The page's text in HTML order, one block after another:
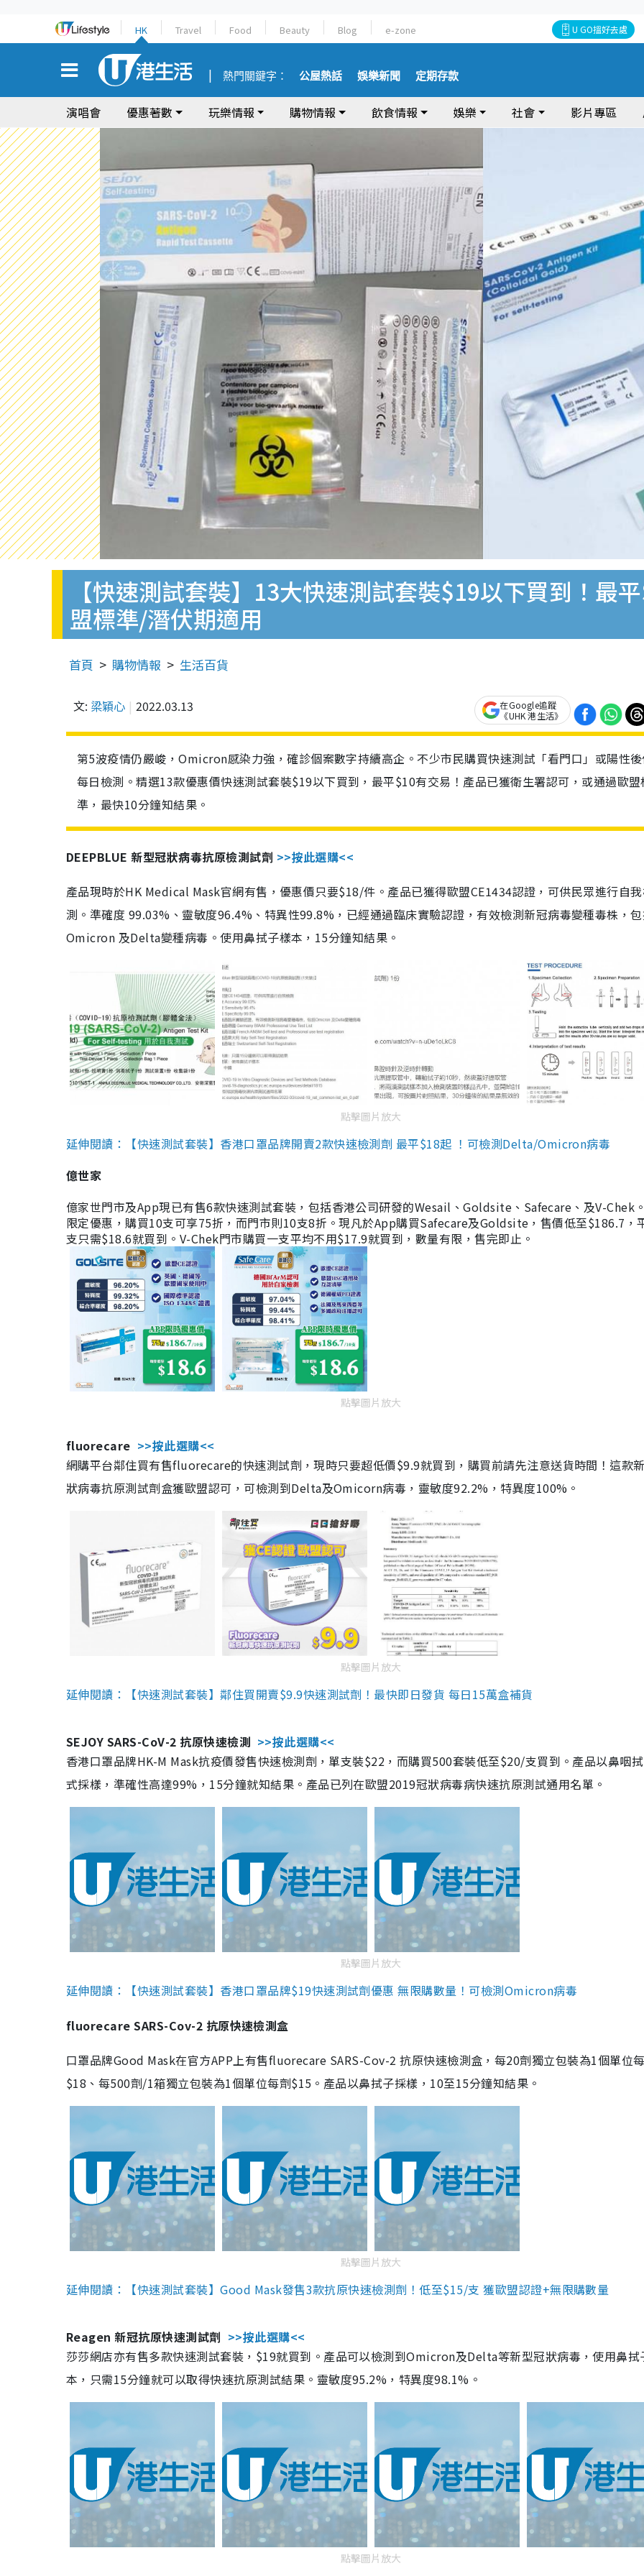
HK Travel Food Beauty Blog e-zone U GO搵好去處
熱門關鍵字： 公屋熱話 娛樂新聞 定期存款
演唱會 優惠著數 玩樂情報 購物情報 飲食情報 娛樂 社會 影片專區
【快速測試套裝】13大快速測試套裝$19以下買到！最
盟標準/潛伏期適用
首頁 購物情報 生活百貨
文: 梁穎心 2022.03.13
在Google追蹤
《UHK 港生活》
第5波疫情仍嚴峻，Omicron感染力強，確診個案數字持續高企。不少市民購買快速測試「看門口」或陽性
每日檢測。精選13款優惠價快速測試套裝$19以下買到，最平$10有交易！產品已獲衛生署認可，或通過歐盟
準，最快10分鐘知結果。
DEEPBLUE 新型冠狀病毒抗原檢測試劑 >>按此選購<<
產品現時於HK Medical Mask官網有售，優惠價只要$18/件。產品已獲得歐盟CE1434認證，可供民眾進行自
測。準確度 99.03%、靈敏度96.4%、特異性99.8%，已經通過臨床實驗認證，有效檢測新冠病毒變種毒株，
Omicron 及Delta變種病毒。使用鼻拭子樣本，15分鐘知結果。
點擊圖片放大
延伸閱讀：【快速測試套裝】香港口罩品牌開賣2款快速檢測劑 最平$18起 ！可檢測Delta/Omicron病毒
億世家
億家世門市及App現已有售6款快速測試套裝，包括香港公司研發的Wesail、Goldsite、Safecare、及V-Chek
限定優惠，購買10支可享75折，而門市則10支8折。現凡於App購買Safecare及Goldsite，售價低至$186.7，
支只需$18.6就買到。V-Chek門市購買一支平均不用$17.9就買到，數量有限，售完即止。
點擊圖片放大
fluorecare >>按此選購<<
網購平台鄰住買有售fluorecare的快速測試劑，現時只要超低價$9.9就買到，購買前請先注意送貨時間！這款
狀病毒抗原測試劑盒獲歐盟認可，可檢測到Delta及Omicorn病毒，靈敏度92.2%，特異度100%。
點擊圖片放大
延伸閱讀：【快速測試套裝】鄰住買開賣$9.9快速測試劑！最快即日發貨 每日15萬盒補貨
SEJOY SARS-CoV-2 抗原快速檢測 >>按此選購<<
香港口罩品牌HK-M Mask抗疫價發售快速檢測劑，單支裝$22，而購買500套裝低至$20/支買到。產品以鼻咽
式採樣，準確性高達99%，15分鐘就知結果。產品已列在歐盟2019冠狀病毒病快速抗原測試通用名單。
點擊圖片放大
延伸閱讀：【快速測試套裝】香港口罩品牌$19快速測試劑優惠 無限購數量！可檢測Omicron病毒
fluorecare SARS-Cov-2 抗原快速檢測盒
口罩品牌Good Mask在官方APP上有售fluorecare SARS-Cov-2 抗原快速檢測盒，每20劑獨立包裝為1個單位
$18、每500劑/1箱獨立包裝為1個單位每劑$15。產品以鼻拭子採樣，10至15分鐘知結果。
點擊圖片放大
延伸閱讀：【快速測試套裝】Good Mask發售3款抗原快速檢測劑！低至$15/支 獲歐盟認證+無限購數量
Reagen 新冠抗原快速測試劑 >>按此選購<<
莎莎網店亦有售多款快速測試套裝，$19就買到。產品可以檢測到Omicron及Delta等新型冠狀病毒，使用鼻拭
本，只需15分鐘就可以取得快速抗原測試結果。靈敏度95.2%，特異度98.1%。
點擊圖片放大